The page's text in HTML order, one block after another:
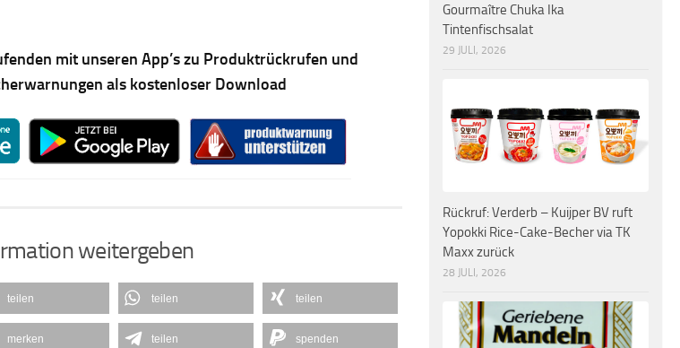
mit unseren App’s zu Produktrückrufen und
als kostenloser Download
weitergeben
teilen teilen teilen
merken teilen spenden
Gourmaître Chuka Ika
Tintenfischsalat
29 JULI, 2026
Rückruf: Verderb – Kuijper BV ruft
Yopokki Rice-Cake-Becher via TK
Maxx zurück
28 JULI, 2026